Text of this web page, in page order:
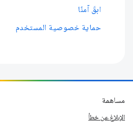
ابقَ آمنًا
حماية خصوصية المستخدم
مساهمة
الإبلاغ عن خطأ